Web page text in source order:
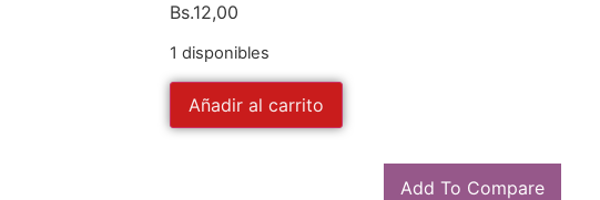
Bs.12,00
1 disponibles
Añadir al carrito
Add To Compare